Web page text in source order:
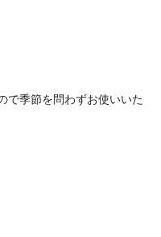
で季節を問わずお使いいた